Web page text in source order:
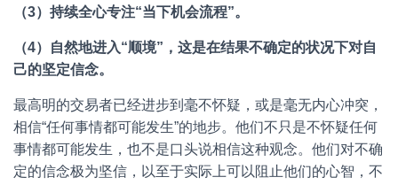
（3）持续全心专注“当下机会流程”。
（4）自然地进入“顺境”，这是在结果不确定的状况下对自
己的坚定信念。
最高明的交易者已经进步到毫不怀疑，或是毫无内心冲突，
相信“任何事情都可能发生”的地步。他们不只是不怀疑任何
事情都可能发生，也不是口头说相信这种观念。他们对不确
定的信念极为坚信，以至于实际上可以阻止他们的心智，不